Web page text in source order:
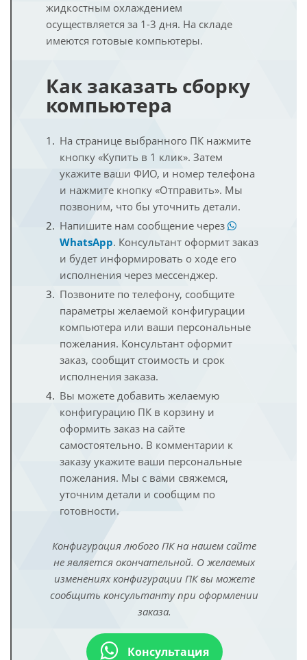
жидкостным охлаждением
осуществляется за 1-3 дня. На складе
имеются готовые компьютеры.
Как заказать сборку
компьютера
На странице выбранного ПК нажмите
кнопку «Купить в 1 клик». Затем
укажите ваши ФИО, и номер телефона
и нажмите кнопку «Отправить». Мы
позвоним, что бы уточнить детали.
Напишите нам сообщение через
WhatsApp. Консультант оформит заказ
и будет информировать о ходе его
исполнения через мессенджер.
Позвоните по телефону, сообщите
параметры желаемой конфигурации
компьютера или ваши персональные
пожелания. Консультант оформит
заказ, сообщит стоимость и срок
исполнения заказа.
Вы можете добавить желаемую
конфигурацию ПК в корзину и
оформить заказ на сайте
самостоятельно. В комментарии к
заказу укажите ваши персональные
пожелания. Мы с вами свяжемся,
уточним детали и сообщим по
готовности.
Конфигурация любого ПК на нашем сайте
не является окончательной. О желаемых
изменениях конфигурации ПК вы можете
сообщить консультанту при оформлении
заказа.
Консультация